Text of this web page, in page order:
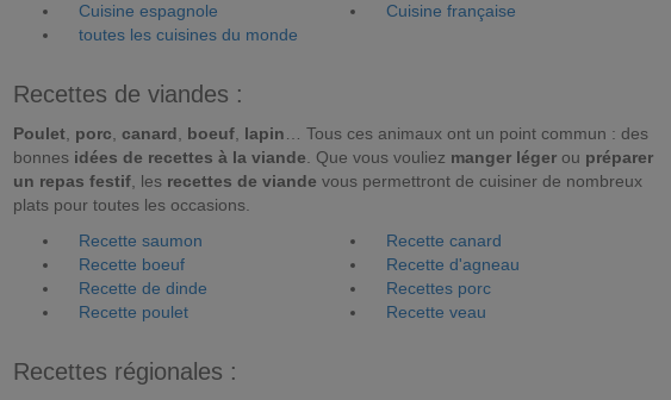
Cuisine espagnole
Cuisine française
toutes les cuisines du monde
Recettes de viandes :
Poulet porc canard boeuf lapin … Tous ces animaux ont un point commun : des
bonnes idées de recettes à la viande . Que vous vouliez manger léger ou préparer
un repas festif , les recettes de viande vous permettront de cuisiner de nombreux
plats pour toutes les occasions.
Recette saumon
Recette canard
Recette boeuf
Recette d'agneau
Recette de dinde
Recettes porc
Recette poulet
Recette veau
Recettes régionales :